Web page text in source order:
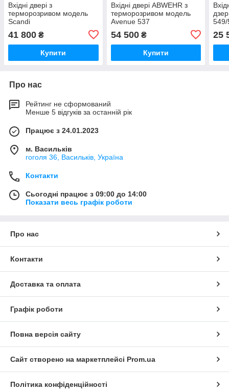
Вхідні двері з
терморозривом модель
Scandi
41 800 ₴
Купити
Вхідні двері ABWEHR з
терморозривом модель
Avenue 537
54 500₴
Купити
549/
25
Про нас
Рейтинг не сформований
Менше 5 відгуків за останній рік
Працює з 24.01.2023
м. Васильків
гоголя 36, Васильків, Україна
Контакти
Сьогодні працює з 09:00 до 14:00
Показати весь графік роботи
Про нас
Контакти
Доставка та оплата
Графік роботи
Повна версія сайту
Сайт створено на маркетплейсі Prom.ua
Політика конфіденційності